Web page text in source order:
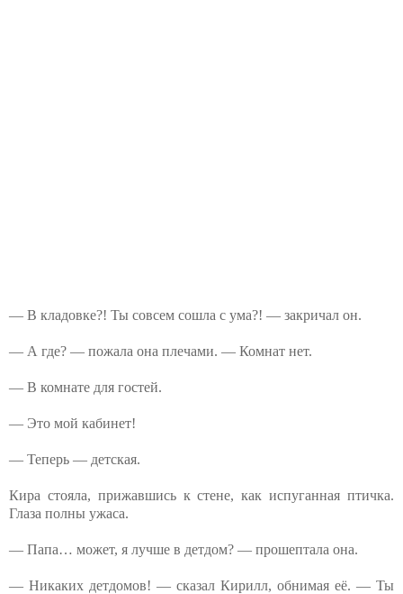
— В кладовке?! Ты совсем сошла с ума?! — закричал он.
— А где? — пожала она плечами. — Комнат нет.
— В комнате для гостей.
— Это мой кабинет!
— Теперь — детская.
Кира стояла, прижавшись к стене, как испуганная птичка.
Глаза полны ужаса.
— Папа… может, я лучше в детдом? — прошептала она.
— Никаких детдомов! — сказал Кирилл, обнимая её. — Ты